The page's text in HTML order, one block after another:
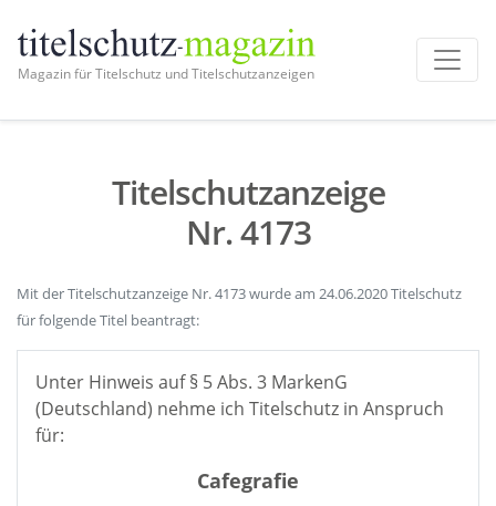
Magazin für Titelschutz und Titelschutzanzeigen
Titelschutzanzeige
Nr. 4173
Mit der Titelschutzanzeige Nr. 4173 wurde am 24.06.2020 Titelschutz
für folgende Titel beantragt:
Unter Hinweis auf § 5 Abs. 3 MarkenG
(Deutschland) nehme ich Titelschutz in Anspruch
für:
Cafegrafie